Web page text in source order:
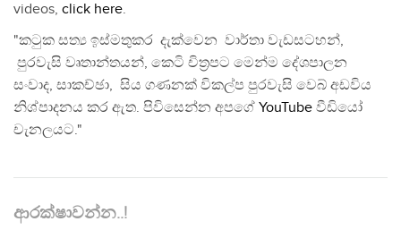
videos, click here.
"කටුක සත්‍ය ඉස්මතුකර දැක්වෙන වාර්තා වැඩසටහන්,
පුරවැසි වෘතාන්තයන්, කෙටි චිත්‍රපට මෙන්ම දේශපාලන
සංවාද, සාකච්ඡා, සිය ගණනක් විකල්ප පුරවැසි වෙබ් අඩවිය
නිශ්පාදනය කර ඇත. පිවිසෙන්න අපගේ YouTube වීඩියෝ
චැනලයට."
ආරක්ෂාවන්න..!